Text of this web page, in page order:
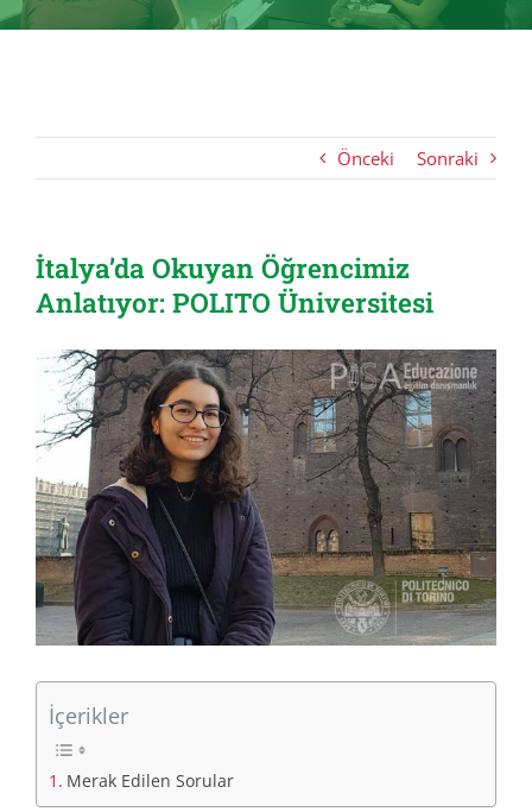
Önceki Sonraki
İtalya’da Okuyan Öğrencimiz
Anlatıyor: POLITO Üniversitesi
View
Larger
Image
İçerikler
Merak Edilen Sorular